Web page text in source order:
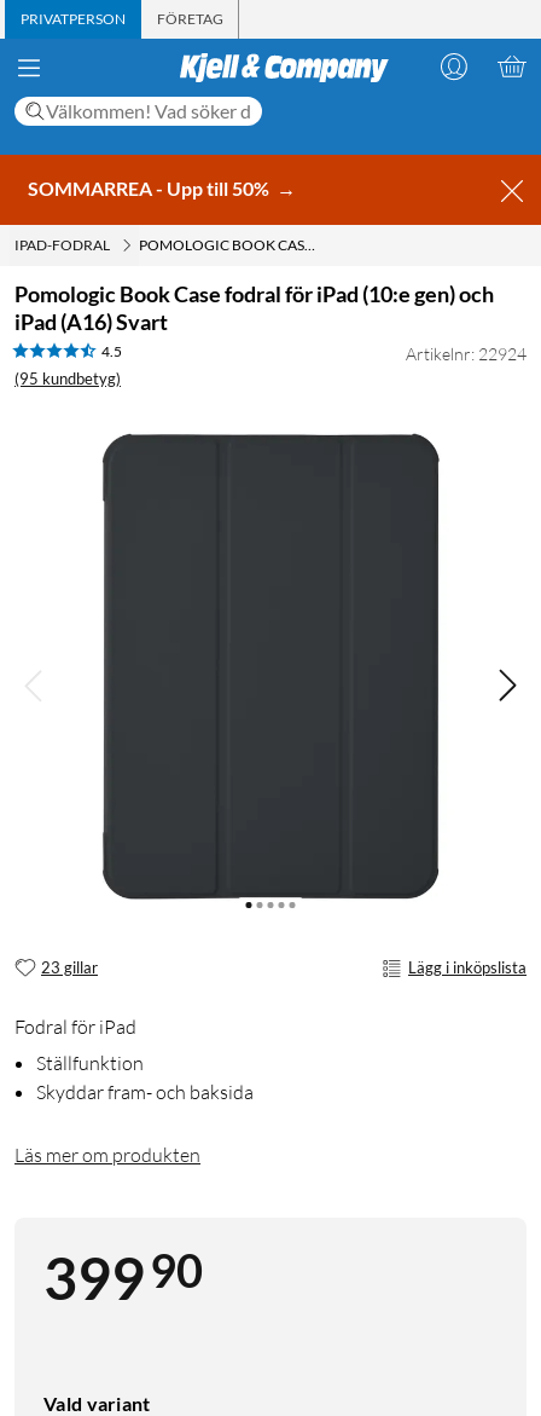
PRIVATPERSON FÖRETAG
SOMMARREA - Upp till 50% →
IPAD-FODRAL POMOLOGIC BOOK CASE FODRAL FÖR IPAD (10:E GEN) OCH IPAD (A16) SVART
Pomologic Book Case fodral för iPad (10:e gen) och
iPad (A16) Svart
4.5
(95 kundbetyg)
Artikelnr: 22924
23 gillar Lägg i inköpslista
Fodral för iPad
Ställfunktion
Skyddar fram- och baksida
Läs mer om produkten
39990
Vald variant